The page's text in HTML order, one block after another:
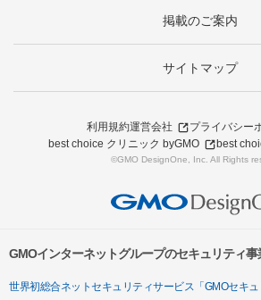
掲載のご案内
サイトマップ
利用規約運営会社
プライバシー
best choice クリニック byGMO
best
©GMO DesignOne, Inc. All Rights
GMOインターネットグループのセキュリティ事
世界初総合ネットセキュリティサービス「GMOセキュ